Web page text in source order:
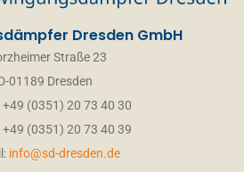
Dresden GmbH
Straße 23
01189 Dresden
+49 (0351) 20 73 40 30
+49 (0351) 20 73 40 39
info@sd-dresden.de